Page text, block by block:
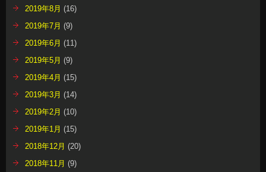
2019年8月 (16)
2019年7月 (9)
2019年6月 (11)
2019年5月 (9)
2019年4月 (15)
2019年3月 (14)
2019年2月 (10)
2019年1月 (15)
2018年12月 (20)
2018年11月 (9)